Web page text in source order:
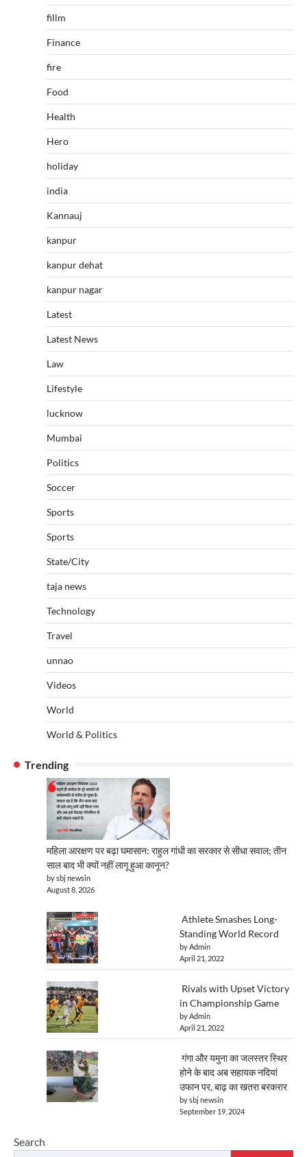
fillm
Finance
fire
Food
Health
Hero
holiday
india
Kannauj
kanpur
kanpur dehat
kanpur nagar
Latest
Latest News
Law
Lifestyle
lucknow
Mumbai
Politics
Soccer
Sports
Sports
State/City
taja news
Technology
Travel
unnao
Videos
World
World & Politics
Trending
महिला आरक्षण पर बढ़ा घमासान: राहुल गांधी का सरकार से सीधा सवाल; तीन
साल बाद भी क्यों नहीं लागू हुआ कानून?
by sbj newsin
August 8, 2026
Athlete Smashes Long-
Standing World Record
by Admin
April 21, 2022
Rivals with Upset Victory
in Championship Game
by Admin
April 21, 2022
गंगा और यमुना का जलस्तर स्थिर
होने के बाद अब सहायक नदियां
उफान पर, बाढ़ का खतरा बरकरार
by sbj newsin
September 19, 2024
Search